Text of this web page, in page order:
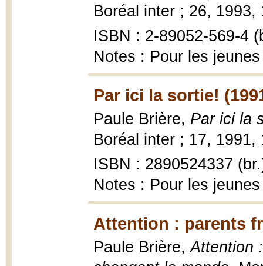
Boréal inter ; 26, 1993,
ISBN : 2-89052-569-4
Notes : Pour les jeunes
Par ici la sortie!
Paule Brière, Par ici la
Boréal inter ; 17, 1991,
ISBN : 2890524337
Notes : Pour les jeunes
Attention : parents
Paule Brière,Attention